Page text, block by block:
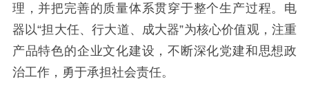
理，并把完善的质量体系贯穿于整个生产过程。电
器以“担大任、行大道、成大器”为核心价值观，注重
产品特色的企业文化建设，不断深化党建和思想政
治工作，勇于承担社会责任。